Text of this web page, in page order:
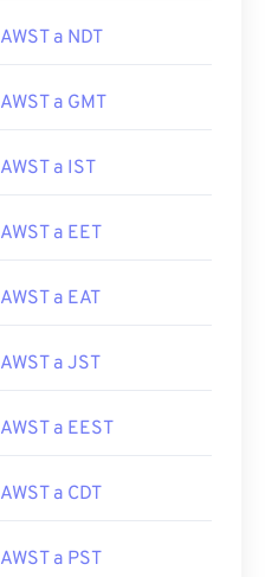
AWST a NDT
AWST a GMT
AWST a IST
AWST a EET
AWST a EAT
AWST a JST
AWST a EEST
AWST a CDT
AWST a PST